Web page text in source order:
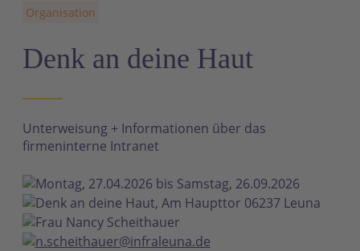
Organisation
Denk an deine Haut
Unterweisung + Informationen über das
firmeninterne Intranet
Montag, 27.04.2026 bis Samstag, 26.09.2026
Denk an deine Haut, Am Haupttor 06237 Leuna
Frau Nancy Scheithauer
n.scheithauer@infraleuna.de